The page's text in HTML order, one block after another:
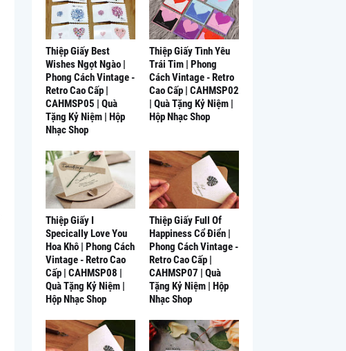
Thiệp Giấy Best
Wishes Ngọt Ngào |
Phong Cách Vintage -
Retro Cao Cấp |
CAHMSP05 | Quà
Tặng Kỷ Niệm | Hộp
Nhạc Shop
Thiệp Giấy Tình Yêu
Trái Tim | Phong
Cách Vintage - Retro
Cao Cấp | CAHMSP02
| Quà Tặng Kỷ Niệm |
Hộp Nhạc Shop
Thiệp Giấy I
Specically Love You
Hoa Khô | Phong Cách
Vintage - Retro Cao
Cấp | CAHMSP08 |
Quà Tặng Kỷ Niệm |
Hộp Nhạc Shop
Thiệp Giấy Full Of
Happiness Cổ Điển |
Phong Cách Vintage -
Retro Cao Cấp |
CAHMSP07 | Quà
Tặng Kỷ Niệm | Hộp
Nhạc Shop